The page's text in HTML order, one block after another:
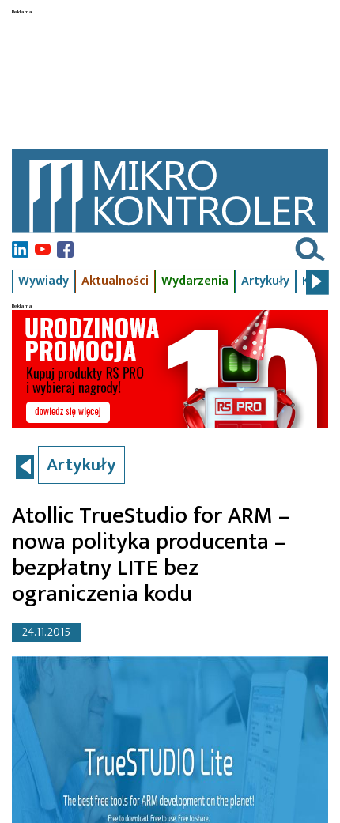
Wywiady Aktualności Wydarzenia Artykuły Kursy
Artykuły
Atollic TrueStudio for ARM –
nowa polityka producenta –
bezpłatny LITE bez
ograniczenia kodu
24.11.2015